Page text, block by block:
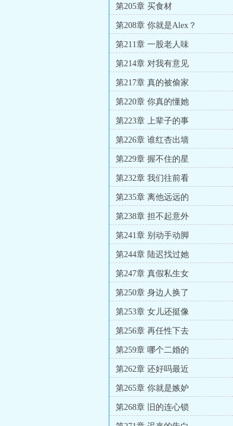
第205章 买食材
第208章 你就是Alex？
第211章 一股老人味
第214章 对我有意见
第217章 真的被偷家
第220章 你真的懂她
第223章 上辈子的事
第226章 谁红杏出墙
第229章 握不住的星
第232章 我们往前看
第235章 离他远远的
第238章 担不起意外
第241章 别动手动脚
第244章 陆迟找过她
第247章 真假私生女
第250章 身边人换了
第253章 女儿还挺像
第256章 再任性下去
第259章 哪个二婚的
第262章 还好吗最近
第265章 你就是嫉妒
第268章 旧的连心锁